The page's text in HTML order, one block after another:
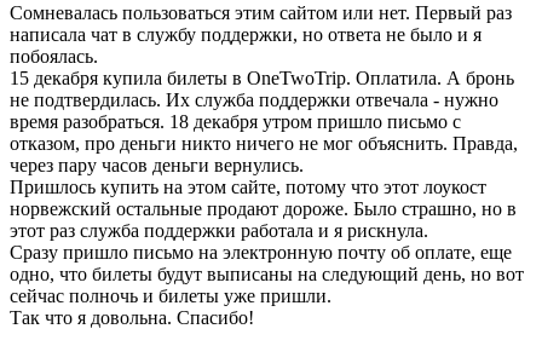
Сомневалась пользоваться этим сайтом или нет. Первый раз
написала чат в службу поддержки, но ответа не было и я
побоялась.
15 декабря купила билеты в OneTwoTrip. Оплатила. А бронь
не подтвердилась. Их служба поддержки отвечала - нужно
время разобраться. 18 декабря утром пришло письмо с
отказом, про деньги никто ничего не мог объяснить. Правда,
через пару часов деньги вернулись.
Пришлось купить на этом сайте, потому что этот лоукост
норвежский остальные продают дороже. Было страшно, но в
этот раз служба поддержки работала и я рискнула.
Сразу пришло письмо на электронную почту об оплате, еще
одно, что билеты будут выписаны на следующий день, но вот
сейчас полночь и билеты уже пришли.
Так что я довольна. Спасибо!